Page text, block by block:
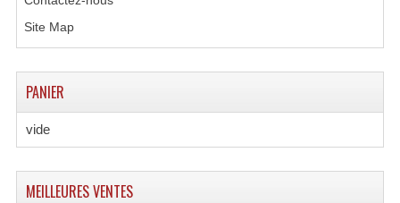
Controleurs DJ USB / MP3
Consoles Sono Et Studio
Consoles Numériques
Site Map
PANIER
vide
MEILLEURES VENTES